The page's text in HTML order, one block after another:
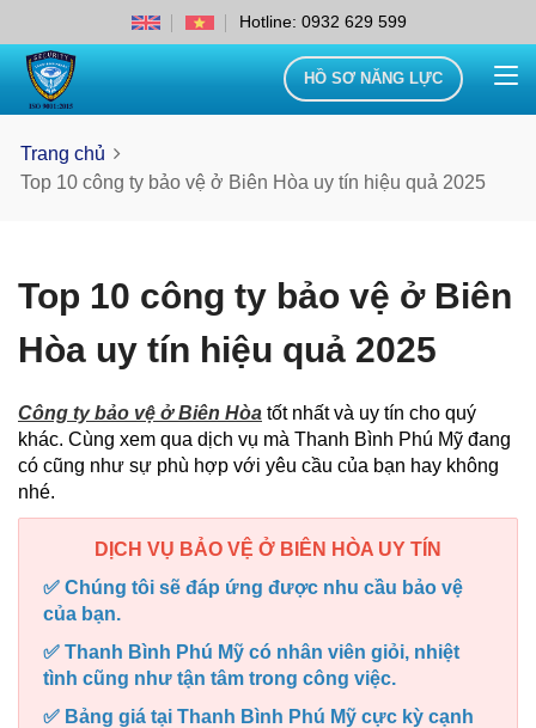
Hotline: 0932 629 599
HỒ SƠ NĂNG LỰC
Trang chủ
Top 10 công ty bảo vệ ở Biên Hòa uy tín hiệu quả 2025
Top 10 công ty bảo vệ ở Biên
Hòa uy tín hiệu quả 2025
Công ty bảo vệ ở Biên Hòa tốt nhất và uy tín cho quý
khác. Cùng xem qua dịch vụ mà Thanh Bình Phú Mỹ đang
có cũng như sự phù hợp với yêu cầu của bạn hay không
nhé.
DỊCH VỤ BẢO VỆ Ở BIÊN HÒA UY TÍN
✅ Chúng tôi sẽ đáp ứng được nhu cầu bảo vệ
của bạn.
✅ Thanh Bình Phú Mỹ có nhân viên giỏi, nhiệt
tình cũng như tận tâm trong công việc.
✅ Bảng giá tại Thanh Bình Phú Mỹ cực kỳ cạnh